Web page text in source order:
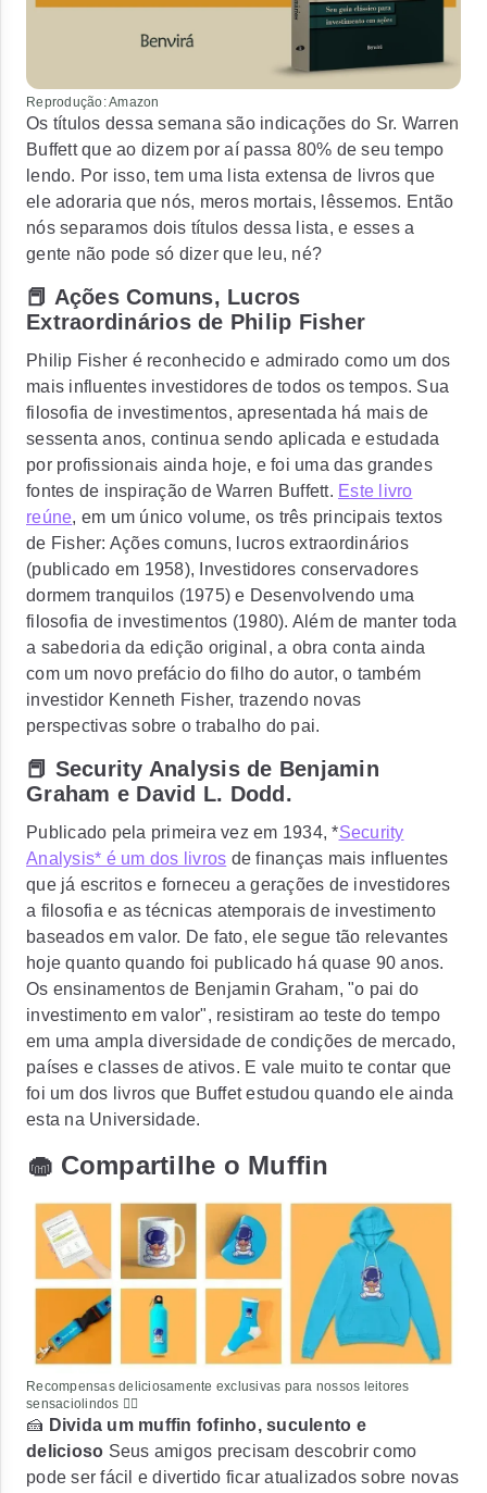
Reprodução: Amazon
Os títulos dessa semana são indicações do Sr. Warren
Buffett que ao dizem por aí passa 80% de seu tempo
lendo. Por isso, tem uma lista extensa de livros que
ele adoraria que nós, meros mortais, lêssemos. Então
nós separamos dois títulos dessa lista, e esses a
gente não pode só dizer que leu, né?
📕 Ações Comuns, Lucros
Extraordinários de Philip Fisher
Philip Fisher é reconhecido e admirado como um dos
mais influentes investidores de todos os tempos. Sua
filosofia de investimentos, apresentada há mais de
sessenta anos, continua sendo aplicada e estudada
por profissionais ainda hoje, e foi uma das grandes
fontes de inspiração de Warren Buffett. Este livro
reúne, em um único volume, os três principais textos
de Fisher: Ações comuns, lucros extraordinários
(publicado em 1958), Investidores conservadores
dormem tranquilos (1975) e Desenvolvendo uma
filosofia de investimentos (1980). Além de manter toda
a sabedoria da edição original, a obra conta ainda
com um novo prefácio do filho do autor, o também
investidor Kenneth Fisher, trazendo novas
perspectivas sobre o trabalho do pai.
📕 Security Analysis de Benjamin
Graham e David L. Dodd.
Publicado pela primeira vez em 1934, *Security
Analysis* é um dos livros de finanças mais influentes
que já escritos e forneceu a gerações de investidores
a filosofia e as técnicas atemporais de investimento
baseados em valor. De fato, ele segue tão relevantes
hoje quanto quando foi publicado há quase 90 anos.
Os ensinamentos de Benjamin Graham, "o pai do
investimento em valor", resistiram ao teste do tempo
em uma ampla diversidade de condições de mercado,
países e classes de ativos. E vale muito te contar que
foi um dos livros que Buffet estudou quando ele ainda
esta na Universidade.
🧁 Compartilhe o Muffin
Recompensas deliciosamente exclusivas para nossos leitores
sensaciolindos ❤️‍🔥
🍰 Divida um muffin fofinho, suculento e
delicioso Seus amigos precisam descobrir como
pode ser fácil e divertido ficar atualizados sobre novas